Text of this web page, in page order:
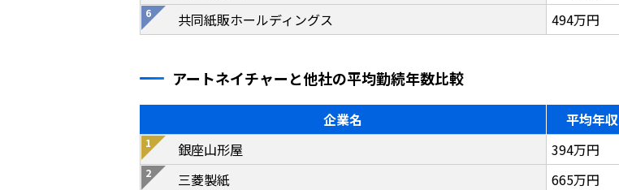
共同紙販ホールディングス
494万円
アートネイチャーと他社の平均勤続年数比較
企業名 平均年収
銀座山形屋
394万円
三菱製紙
665万円